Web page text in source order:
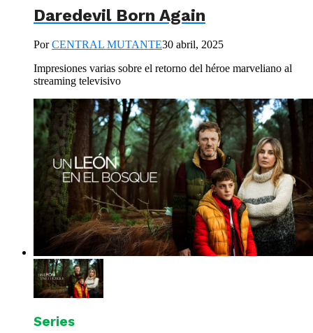
Daredevil Born Again
PorCENTRAL MUTANTE30 abril, 2025
Impresiones varias sobre el retorno del héroe marveliano al
streaming televisivo
Series